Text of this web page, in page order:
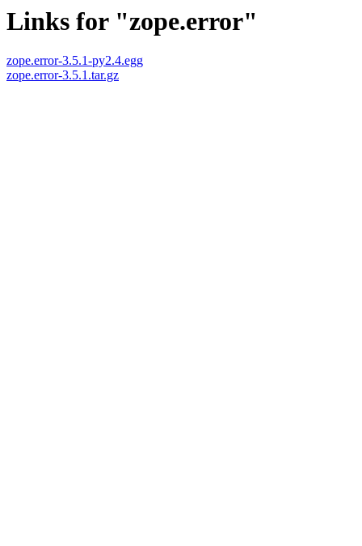
Links for "zope.error"
zope.error-3.5.1-py2.4.egg
zope.error-3.5.1.tar.gz